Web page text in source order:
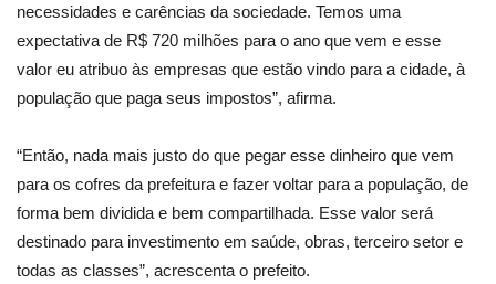
necessidades e carências da sociedade. Temos uma
expectativa de R$ 720 milhões para o ano que vem e esse
valor eu atribuo às empresas que estão vindo para a cidade, à
população que paga seus impostos”, afirma.
“Então, nada mais justo do que pegar esse dinheiro que vem
para os cofres da prefeitura e fazer voltar para a população, de
forma bem dividida e bem compartilhada. Esse valor será
destinado para investimento em saúde, obras, terceiro setor e
todas as classes”, acrescenta o prefeito.